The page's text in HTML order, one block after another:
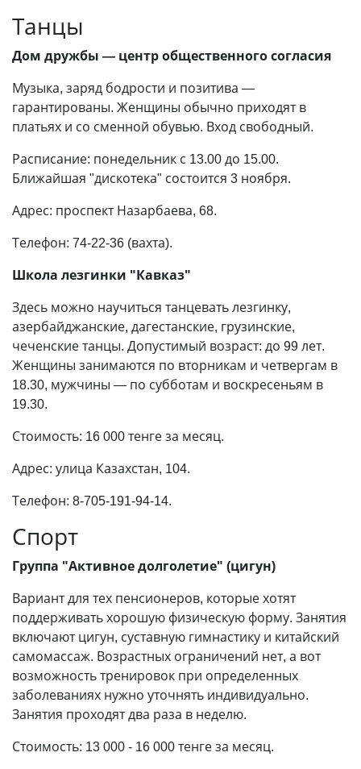
Танцы
Дом дружбы — центр общественного согласия
Музыка, заряд бодрости и позитива —
гарантированы. Женщины обычно приходят в
платьях и со сменной обувью. Вход свободный.
Расписание: понедельник с 13.00 до 15.00.
Ближайшая "дискотека" состоится 3 ноября.
Адрес: проспект Назарбаева, 68.
Телефон: 74-22-36 (вахта).
Школа лезгинки "Кавказ"
Здесь можно научиться танцевать лезгинку,
азербайджанские, дагестанские, грузинские,
чеченские танцы. Допустимый возраст: до 99 лет.
Женщины занимаются по вторникам и четвергам в
18.30, мужчины — по субботам и воскресеньям в
19.30.
Стоимость: 16 000 тенге за месяц.
Адрес: улица Казахстан, 104.
Телефон: 8-705-191-94-14.
Спорт
Группа "Активное долголетие" (цигун)
Вариант для тех пенсионеров, которые хотят
поддерживать хорошую физическую форму. Занятия
включают цигун, суставную гимнастику и китайский
самомассаж. Возрастных ограничений нет, а вот
возможность тренировок при определенных
заболеваниях нужно уточнять индивидуально.
Занятия проходят два раза в неделю.
Стоимость: 13 000 - 16 000 тенге за месяц.